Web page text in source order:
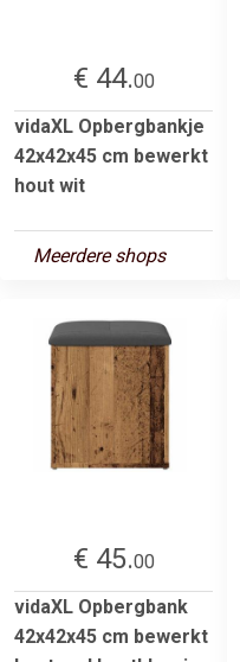
€ 44.00
vidaXL Opbergbankje
42x42x45 cm bewerkt
hout wit
Meerdere shops
€ 45.00
vidaXL Opbergbank
42x42x45 cm bewerkt